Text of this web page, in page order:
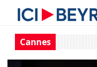
Cannes